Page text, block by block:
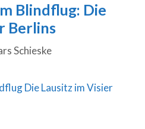
Blindflug: Die
Berlins
Schieske